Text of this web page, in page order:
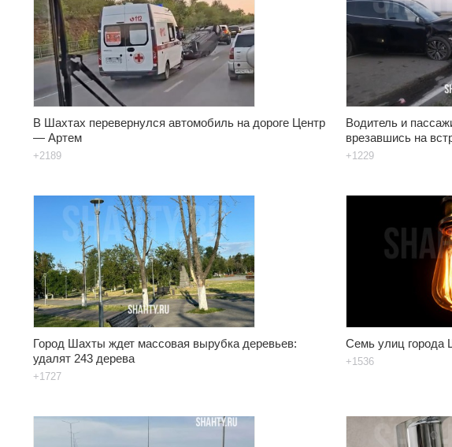
В Шахтах перевернулся автомобиль на дороге Центр
— Артем
+2189
Водитель и
врезавшись на
+1229
Город Шахты ждет массовая вырубка деревьев:
удалят 243 дерева
+1727
Семь улиц города
+1536